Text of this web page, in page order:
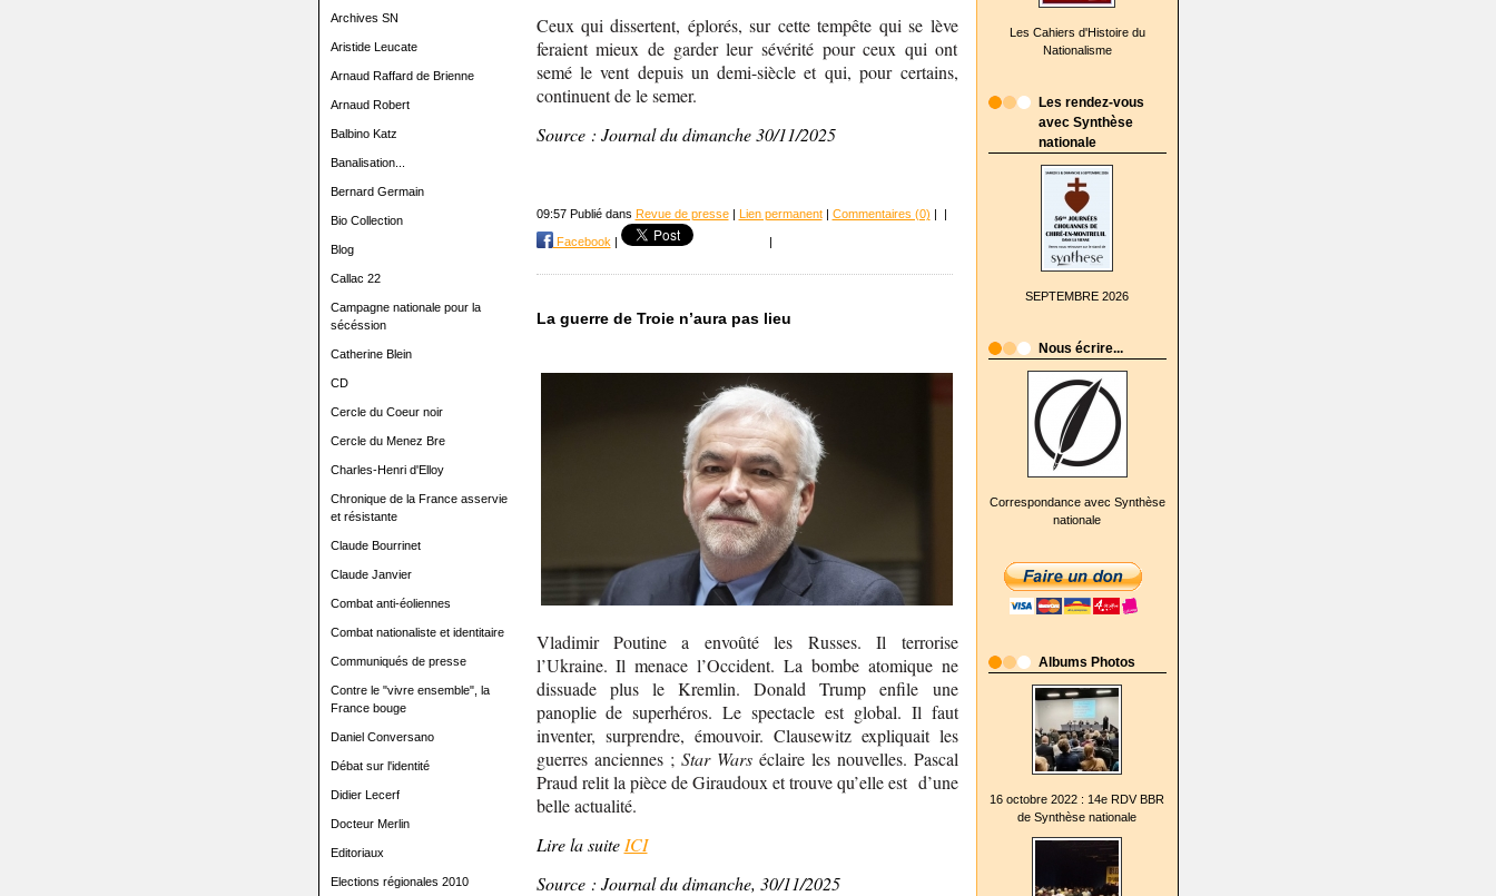
Archives SN
Aristide Leucate
Arnaud Raffard de Brienne
Arnaud Robert
Balbino Katz
Banalisation...
Bernard Germain
Bio Collection
Blog
Callac 22
Campagne nationale pour la
sécéssion
Catherine Blein
CD
Cercle du Coeur noir
Cercle du Menez Bre
Charles-Henri d'Elloy
Chronique de la France asservie
et résistante
Claude Bourrinet
Claude Janvier
Combat anti-éoliennes
Combat nationaliste et identitaire
Communiqués de presse
Contre le "vivre ensemble", la
France bouge
Daniel Conversano
Débat sur l'identité
Didier Lecerf
Docteur Merlin
Editoriaux
Elections régionales 2010
Les Cahiers d'Histoire du
Nationalisme
Les rendez-vous
avec Synthèse
nationale
SEPTEMBRE 2026
Nous écrire...
Correspondance avec Synthèse
nationale
Albums Photos
16 octobre 2022 : 14e RDV BBR
de Synthèse nationale
Ceux qui dissertent, éplorés, sur cette tempête qui se lève
feraient mieux de garder leur sévérité pour ceux qui ont
semé le vent depuis un demi-siècle et qui, pour certains,
continuent de le semer.
Source : Journal du dimanche 30/11/2025
09:57 Publié dans Revue de presse| Lien permanent| Commentaires (0)
Facebook|
La guerre de Troie n’aura pas lieu
Vladimir Poutine a envoûté les Russes. Il terrorise
l’Ukraine. Il menace l’Occident. La bombe atomique ne
dissuade plus le Kremlin. Donald Trump enfile une
panoplie de superhéros. Le spectacle est global. Il faut
inventer, surprendre, émouvoir. Clausewitz expliquait les
guerres anciennes ; Star Wars éclaire les nouvelles. Pascal
Praud relit la pièce de Giraudoux et trouve qu’elle est d’une
belle actualité.
Lire la suite ICI
Source : Journal du dimanche, 30/11/2025